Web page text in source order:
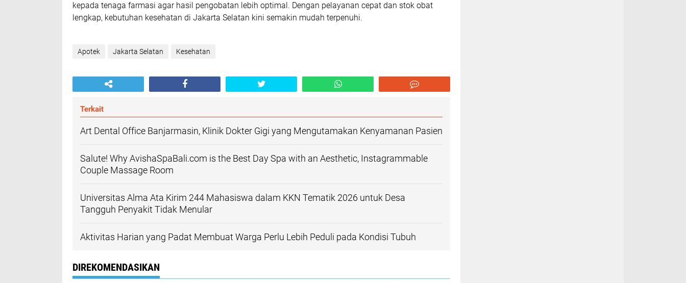
kepada tenaga farmasi agar hasil pengobatan lebih optimal. Dengan pelayanan cepat dan stok obat
lengkap, kebutuhan kesehatan di Jakarta Selatan kini semakin mudah terpenuhi.
Apotek Jakarta Selatan Kesehatan
Terkait
Art Dental Office Banjarmasin, Klinik Dokter Gigi yang Mengutamakan Kenyamanan Pasien
Salute! Why AvishaSpaBali.com is the Best Day Spa with an Aesthetic, Instagrammable
Couple Massage Room
Universitas Alma Ata Kirim 244 Mahasiswa dalam KKN Tematik 2026 untuk Desa
Tangguh Penyakit Tidak Menular
Aktivitas Harian yang Padat Membuat Warga Perlu Lebih Peduli pada Kondisi Tubuh
DIREKOMENDASIKAN